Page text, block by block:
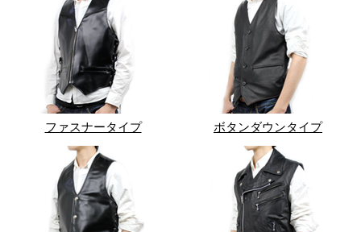
ファスナータイプ ボタンダウンタイプ